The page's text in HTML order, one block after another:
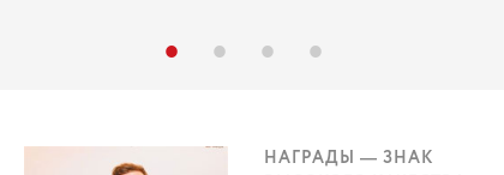
НАГРАДЫ — ЗНАК